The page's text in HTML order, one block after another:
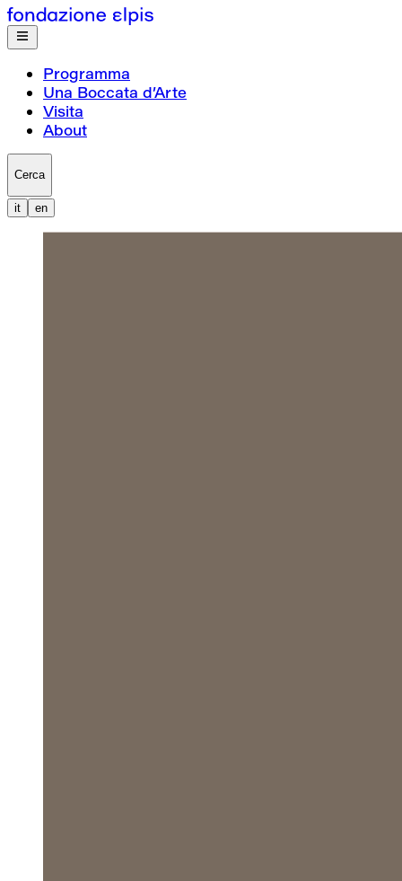
Programma
Una Boccata d’Arte
Visita
About
Cerca
it en